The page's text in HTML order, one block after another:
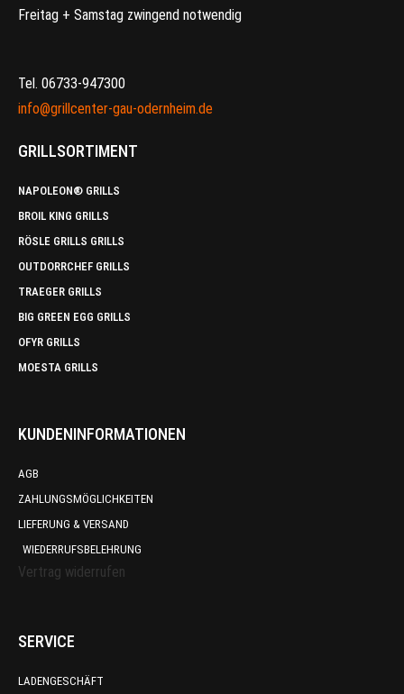
Freitag + Samstag zwingend notwendig
Tel. 06733-947300
info@grillcenter-gau-odernheim.de
GRILLSORTIMENT
NAPOLEON® GRILLS
BROIL KING GRILLS
RÖSLE GRILLS GRILLS
OUTDORRCHEF GRILLS
TRAEGER GRILLS
BIG GREEN EGG GRILLS
OFYR GRILLS
MOESTA GRILLS
KUNDENINFORMATIONEN
AGB
ZAHLUNGSMÖGLICHKEITEN
LIEFERUNG & VERSAND
WIEDERRUFSBELEHRUNG
Vertrag widerrufen
SERVICE
LADENGESCHÄFT